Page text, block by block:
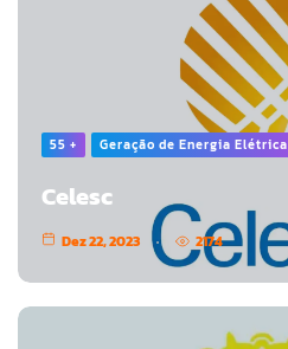
55 + Geração de Energia Elétrica
Celesc
Dez 22, 2023 2174